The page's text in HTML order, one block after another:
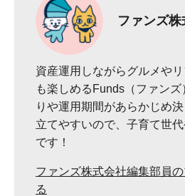
ファンズ
資産運用しながらグルメや
も楽しめるFunds（ファンズ
りや運用期間があらかじめ
立てやすいので、子育て世
です！
ファンズ株式会社編集部員
る